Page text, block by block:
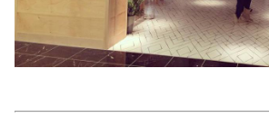
トラベル
カルチャー/エンタメ